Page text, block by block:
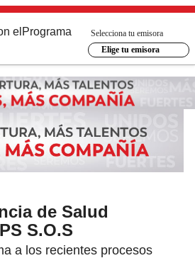
el Programa
Selecciona tu emisora
Elige tu emisora
de Salud
S.O.S
a los recientes procesos